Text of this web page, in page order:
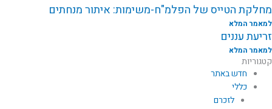
מחלקת הטייס של הפלמ"ח-משימות: איתור מנחתים
למאמר המלא
זריעת עננים
למאמר המלא
קטגוריות
חדש באתר
כללי
לזכרם